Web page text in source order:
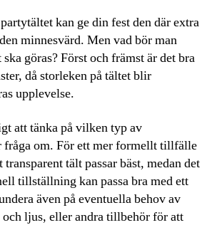
kan ge din fest den där extra
minnesvärd. Men vad bör man
göras? Först och främst är det bra
då storleken på tältet blir
upplevelse.
att tänka på vilken typ av
fråga om. För ett mer formellt tillfälle
transparent tält passar bäst, medan det
tillställning kan passa bra med ett
även på eventuella behov av
ljus, eller andra tillbehör för att